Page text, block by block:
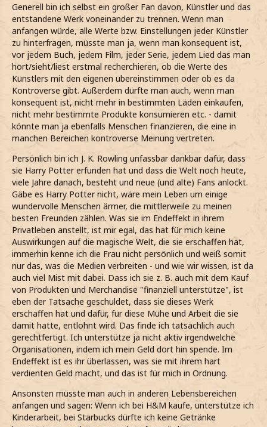
Generell bin ich selbst ein großer Fan davon, Künstler und das
entstandene Werk voneinander zu trennen. Wenn man
anfangen würde, alle Werte bzw. Einstellungen jeder Künstler
zu hinterfragen, müsste man ja, wenn man konsequent ist,
vor jedem Buch, jedem Film, jeder Serie, jedem Lied das man
hört/sieht/liest erstmal recherchieren, ob die Werte des
Künstlers mit den eigenen übereinstimmen oder ob es da
Kontroverse gibt. Außerdem dürfte man auch, wenn man
konsequent ist, nicht mehr in bestimmten Läden einkaufen,
nicht mehr bestimmte Produkte konsumieren etc. - damit
könnte man ja ebenfalls Menschen finanzieren, die eine in
manchen Bereichen kontroverse Meinung vertreten.
Persönlich bin ich J. K. Rowling unfassbar dankbar dafür, dass
sie Harry Potter erfunden hat und dass die Welt noch heute,
viele Jahre danach, besteht und neue (und alte) Fans anlockt.
Gäbe es Harry Potter nicht, wäre mein Leben um einige
wundervolle Menschen ärmer, die mittlerweile zu meinen
besten Freunden zählen. Was sie im Endeffekt in ihrem
Privatleben anstellt, ist mir egal, das hat für mich keine
Auswirkungen auf die magische Welt, die sie erschaffen hat,
immerhin kenne ich die Frau nicht persönlich und weiß somit
nur das, was die Medien verbreiten - und wie wir wissen, ist da
auch viel Mist mit dabei. Dass ich sie z. B. auch mit dem Kauf
von Produkten und Merchandise "finanziell unterstütze", ist
eben der Tatsache geschuldet, dass sie dieses Werk
erschaffen hat und dafür, für diese Mühe und Arbeit die sie
damit hatte, entlohnt wird. Das finde ich tatsächlich auch
gerechtfertigt. Ich unterstütze ja nicht aktiv irgendwelche
Organisationen, indem ich mein Geld dort hin spende. Im
Endeffekt ist es ihr überlassen, was sie mit ihrem hart
verdienten Geld macht, und das ist für mich in Ordnung.
Ansonsten müsste man auch in anderen Lebensbereichen
anfangen und sagen: Wenn ich bei H&M kaufe, unterstütze ich
Kinderarbeit, bei Starbucks dürfte ich keine Getränke